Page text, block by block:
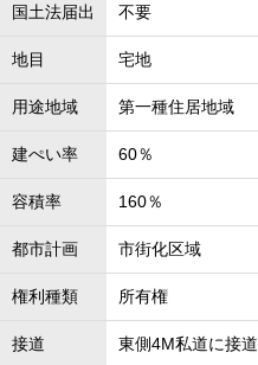
国土法届出 不要
地目 宅地
用途地域 第一種住居地域
建ぺい率 60％
容積率 160％
都市計画 市街化区域
権利種類 所有権
接道 東側4M私道に接道